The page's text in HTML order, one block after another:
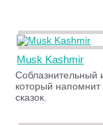
Musk Kashmir
Соблазнительный
который
сказок.